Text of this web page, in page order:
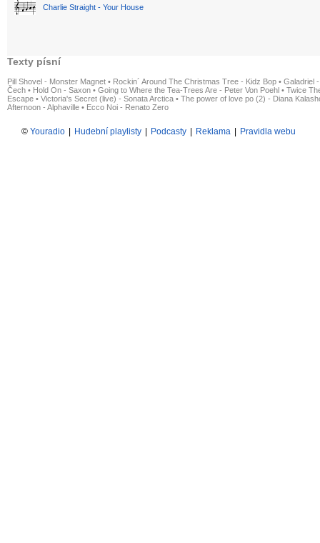
Charlie Straight - Your House
Texty písní
Pill Shovel - Monster Magnet • Rockin´ Around The Christmas Tree - Kidz Bop • Galadriel
Čech • Hold On - Saxon • Going to Where the Tea-Trees Are - Peter Von Poehl • Twice
Escape • Victoria's Secret (live) - Sonata Arctica • The power of love po (2) - Diana
Afternoon - Alphaville • Ecco Noi - Renato Zero
© Youradio Hudební playlisty Podcasty Reklama Pravidla webu